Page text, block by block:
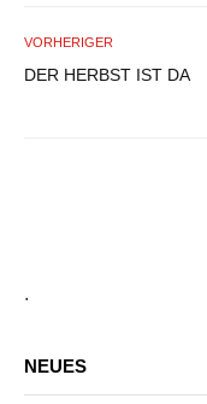
VORHERIGER
DER HERBST IST DA
.
NEUES